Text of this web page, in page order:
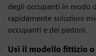
degli occupanti in modo
rapidamente soluzioni
occupanti e dei pedoni.
Usi il modello fittizio o